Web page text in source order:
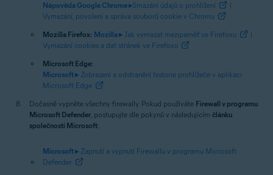
Nápověda Google Chrome ▸Smazání údajů o prohlížení
Vymazání, povolení a správa souborů cookie v Chromu
Mozilla Firefox: Mozilla ▸ Jak vymazat mezipaměť ve Firefoxu
Vymazání cookies a dat stránek ve Firefoxu
Microsoft Edge:
Microsoft ▸ Zobrazení a odstranění historie prohlížeče v aplikaci
Microsoft Edge
Dočasně vypněte všechny firewally. Pokud používáte Firewall v programu
Microsoft Defender, postupujte dle pokynů v následujícím článku
společnosti Microsoft:
Microsoft ▸ Zapnutí a vypnutí Firewallu v programu Microsoft
Defender